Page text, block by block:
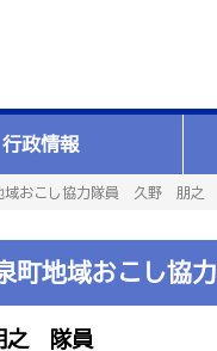
行政情報
域おこし協力隊員 久野 朋之
町地域おこし
之 隊員